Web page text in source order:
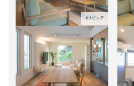
#リビング